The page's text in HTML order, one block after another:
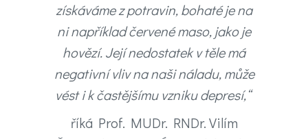
získáváme z potravin, bohaté je na
ni například červené maso, jako je
hovězí. Její nedostatek v těle má
negativní vliv na naši náladu, může
vést i k častějšímu vzniku depresí,“
říká Prof. MUDr. RNDr. Vilím